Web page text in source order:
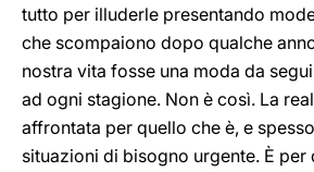
tutto per illuderle presentando
che scompaiono dopo qualche
nostra vita fosse una moda da
ad ogni stagione. Non è così. La
affrontata per quello che è, e
situazioni di bisogno urgente. È per